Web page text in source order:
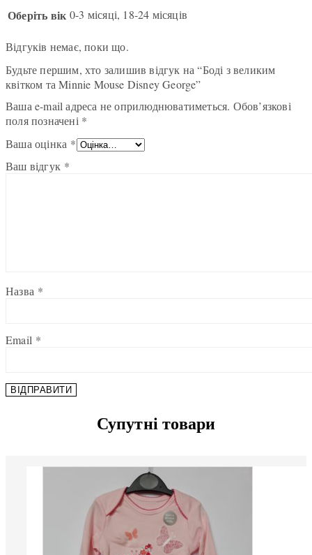
Оберіть вік 0-3 місяці, 18-24 місяців
Відгуків немає, поки що.
Будьте першим, хто залишив відгук на “Боді з великим
квітком та Minnie Mouse Disney George”
Ваша e-mail адреса не оприлюднюватиметься. Обов’язкові
поля позначені *
Ваша оцінка *
Ваш відгук *
Назва *
Email *
Супутні товари